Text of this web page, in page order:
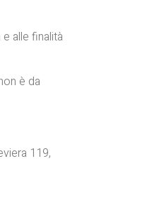
alle finalità
è da
119,